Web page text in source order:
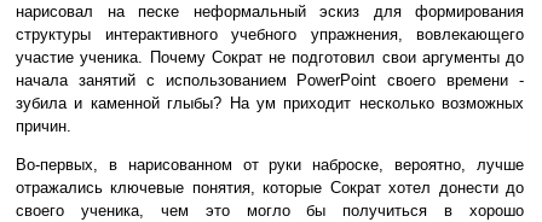
нарисовал на песке неформальный эскиз для формирования
структуры интерактивного учебного упражнения, вовлекающего
участие ученика. Почему Сократ не подготовил свои аргументы до
начала занятий с использованием PowerPoint своего времени -
зубила и каменной глыбы? На ум приходит несколько возможных
причин.
Во-первых, в нарисованном от руки наброске, вероятно, лучше
отражались ключевые понятия, которые Сократ хотел донести до
своего ученика, чем это могло бы получиться в хорошо